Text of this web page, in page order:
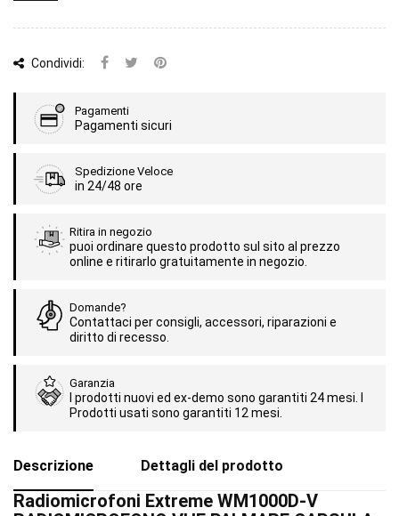
Condividi:
Pagamenti
Pagamenti sicuri
Spedizione Veloce
in 24/48 ore
Ritira in negozio
puoi ordinare questo prodotto sul sito al prezzo
online e ritirarlo gratuitamente in negozio.
Domande?
Contattaci per consigli, accessori, riparazioni e
diritto di recesso.
Garanzia
I prodotti nuovi ed ex-demo sono garantiti 24 mesi. I
Prodotti usati sono garantiti 12 mesi.
Descrizione Dettagli del prodotto
Radiomicrofoni Extreme WM1000D-V